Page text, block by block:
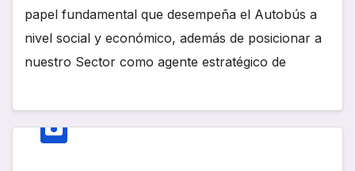
papel fundamental que desempeña el Autobús a
nivel social y económico, además de posicionar a
nuestro Sector como agente estratégico de